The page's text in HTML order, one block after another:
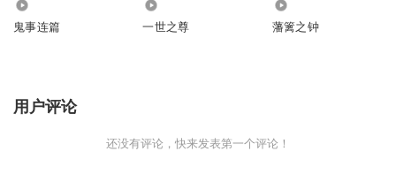
鬼事连篇 一世之尊 藩篱之钟
用户评论
还没有评论，快来发表第一个评论！